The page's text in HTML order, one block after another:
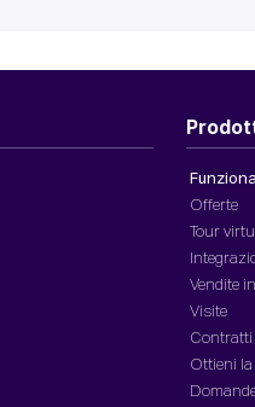
Offerte
Tour
Vendite
Visite
Contratti
Ottieni la